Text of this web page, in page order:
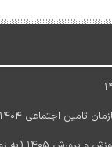
اجتماعی 1404 (به زودی)